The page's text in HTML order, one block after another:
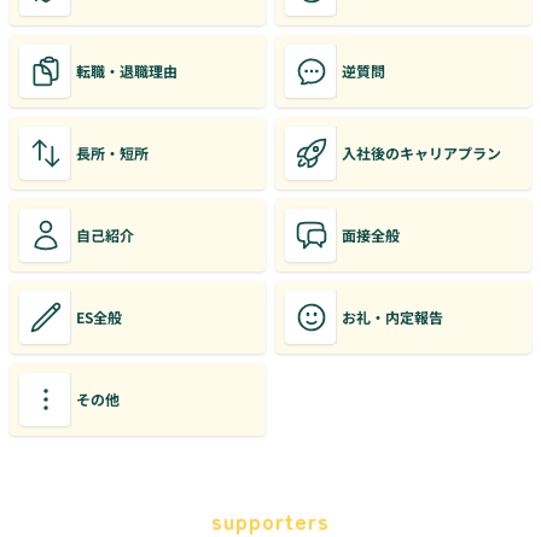
転職・退職理由 逆質問
長所・短所 入社後のキャリアプラン
自己紹介 面接全般
ES全般 お礼・内定報告
その他
supporters